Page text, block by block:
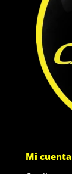
Mi cuenta